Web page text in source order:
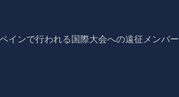
インで行われる国際大会への遠征メンバー